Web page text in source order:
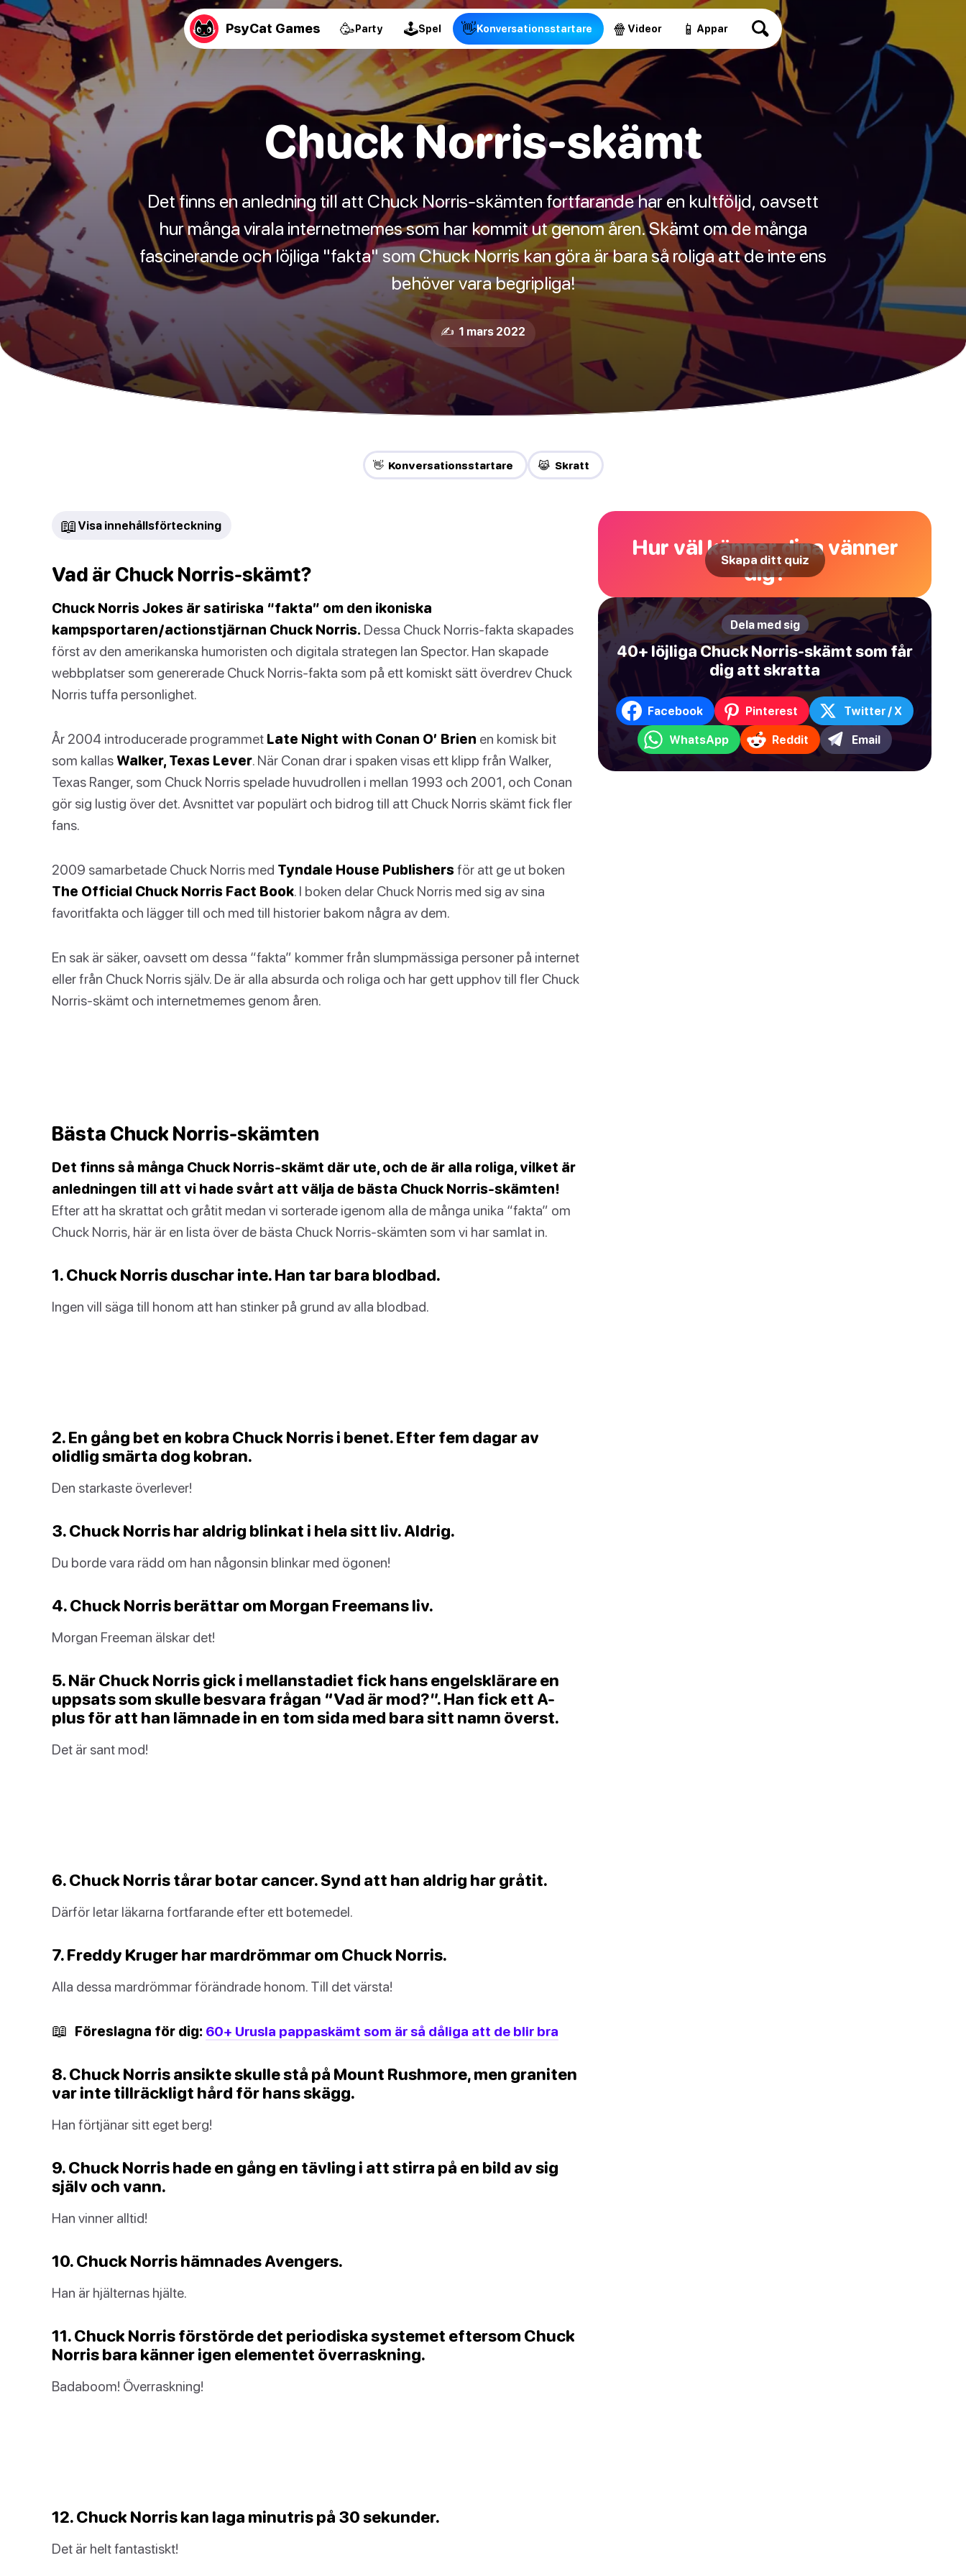
PsyCat Games 🥳Party 🕹Spel 👋Konversationsstartare 🍿 Videor 📱 Appar
Chuck Norris-skämt
Det finns en anledning till att Chuck Norris-skämten fortfarande har en kultföljd, oavsett
hur många virala internetmemes som har kommit ut genom åren. Skämt om de många
fascinerande och löjliga "fakta" som Chuck Norris kan göra är bara så roliga att de inte ens
behöver vara begripliga!
✍️ 1 mars 2022
👋 Konversationsstartare 😹 Skratt
📖 Visa innehållsförteckning
Vad är Chuck Norris-skämt?
Chuck Norris Jokes är satiriska “fakta” om den ikoniska
kampsportaren/actionstjärnan Chuck Norris. Dessa Chuck Norris-fakta skapades
först av den amerikanska humoristen och digitala strategen Ian Spector. Han skapade
webbplatser som genererade Chuck Norris-fakta som på ett komiskt sätt överdrev Chuck
Norris tuffa personlighet.
År 2004 introducerade programmet Late Night with Conan O’ Brien en komisk bit
som kallas Walker, Texas Lever. När Conan drar i spaken visas ett klipp från Walker,
Texas Ranger, som Chuck Norris spelade huvudrollen i mellan 1993 och 2001, och Conan
gör sig lustig över det. Avsnittet var populärt och bidrog till att Chuck Norris skämt fick fler
fans.
2009 samarbetade Chuck Norris med Tyndale House Publishersför att ge ut boken
The Official Chuck Norris Fact Book. I boken delar Chuck Norris med sig av sina
favoritfakta och lägger till och med till historier bakom några av dem.
En sak är säker, oavsett om dessa “fakta” kommer från slumpmässiga personer på internet
eller från Chuck Norris själv. De är alla absurda och roliga och har gett upphov till fler Chuck
Norris-skämt och internetmemes genom åren.
Bästa Chuck Norris-skämten
Det finns så många Chuck Norris-skämt där ute, och de är alla roliga, vilket är
anledningen till att vi hade svårt att välja de bästa Chuck Norris-skämten!
Efter att ha skrattat och gråtit medan vi sorterade igenom alla de många unika “fakta” om
Chuck Norris, här är en lista över de bästa Chuck Norris-skämten som vi har samlat in.
1. Chuck Norris duschar inte. Han tar bara blodbad.
Ingen vill säga till honom att han stinker på grund av alla blodbad.
2. En gång bet en kobra Chuck Norris i benet. Efter fem dagar av
olidlig smärta dog kobran.
Den starkaste överlever!
3. Chuck Norris har aldrig blinkat i hela sitt liv. Aldrig.
Du borde vara rädd om han någonsin blinkar med ögonen!
4. Chuck Norris berättar om Morgan Freemans liv.
Morgan Freeman älskar det!
5. När Chuck Norris gick i mellanstadiet fick hans engelsklärare en
uppsats som skulle besvara frågan “Vad är mod?”. Han fick ett A-
plus för att han lämnade in en tom sida med bara sitt namn överst.
Det är sant mod!
6. Chuck Norris tårar botar cancer. Synd att han aldrig har gråtit.
Därför letar läkarna fortfarande efter ett botemedel.
7. Freddy Kruger har mardrömmar om Chuck Norris.
Alla dessa mardrömmar förändrade honom. Till det värsta!
📖 Föreslagna för dig: 60+ Urusla pappaskämt som är så dåliga att de blir bra
8. Chuck Norris ansikte skulle stå på Mount Rushmore, men graniten
var inte tillräckligt hård för hans skägg.
Han förtjänar sitt eget berg!
9. Chuck Norris hade en gång en tävling i att stirra på en bild av sig
själv och vann.
Han vinner alltid!
10. Chuck Norris hämnades Avengers.
Han är hjälternas hjälte.
11. Chuck Norris förstörde det periodiska systemet eftersom Chuck
Norris bara känner igen elementet överraskning.
Badaboom! Överraskning!
12. Chuck Norris kan laga minutris på 30 sekunder.
Det är helt fantastiskt!
Hur väl känner dina vänner
dig?
Skapa ditt quiz
Dela med sig
40+ löjliga Chuck Norris-skämt som får
dig att skratta
Facebook Pinterest Twitter / X
WhatsApp Reddit Email